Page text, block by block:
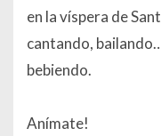
en la víspera de
cantando,
bebiendo.
Anímate!